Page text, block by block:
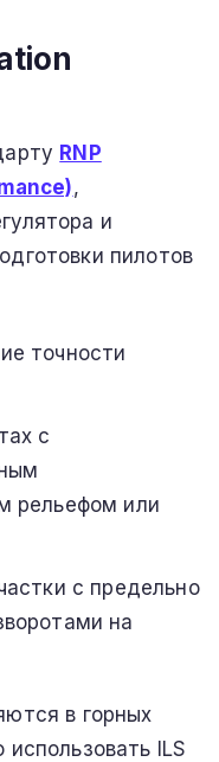
RNP
,
и
пилотов
точности
с
рельефом или
с предельно
на
в горных
ILS